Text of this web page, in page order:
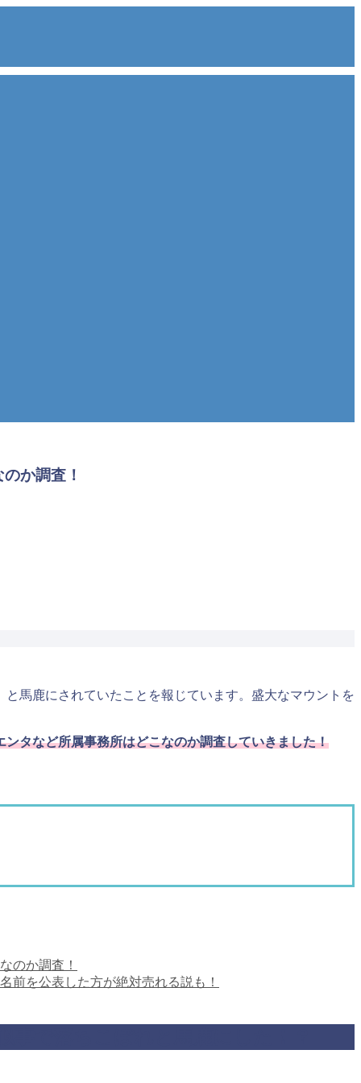
か調査！
と馬鹿にされていたことを報じています。盛大なマウントを
タなど所属事務所はどこなのか調査していきました！
のか調査！
前を公表した方が絶対売れる説も！